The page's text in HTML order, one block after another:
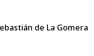
de La Gomera